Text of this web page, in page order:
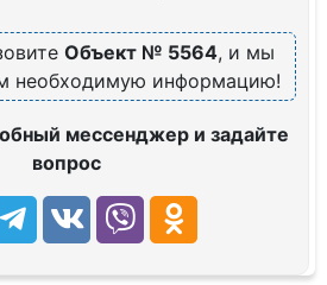
Объект № 5564, и мы
необходимую информацию!
мессенджер и задайте
вопрос